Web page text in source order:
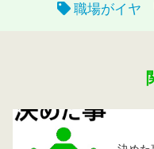
職場がイヤ